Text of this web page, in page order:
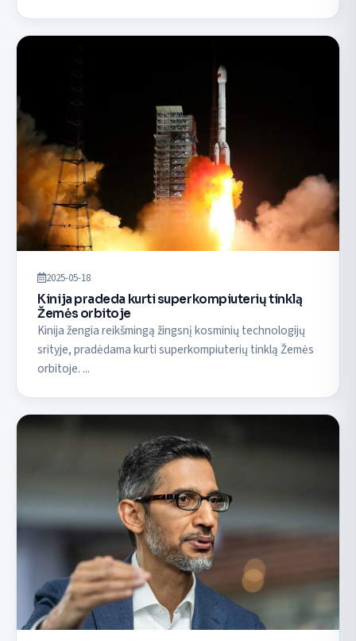
2025-05-18
Kinija pradeda kurti superkompiuterių tinklą
Žemės orbitoje
Kinija žengia reikšmingą žingsnį kosminių technologijų
srityje, pradėdama kurti superkompiuterių tinklą Žemės
orbitoje. ...